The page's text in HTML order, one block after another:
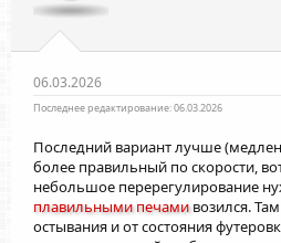
06.03.2026
Последнее редактирование:06.03.2026
Последний вариант лучше
более правильный по скорости,
небольшое перерегулирование
плавильными печамивозился.
остывания и от состояния